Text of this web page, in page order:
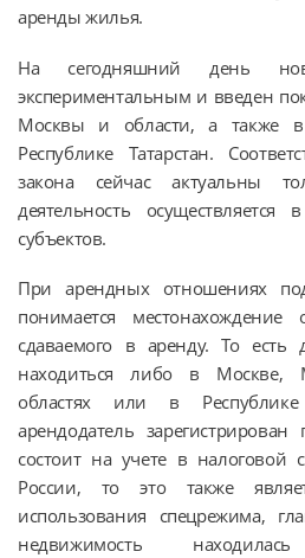
аренды жилья.
На сегодняшний день
экспериментальным и введен
Москвы и области, а также
Республике Татарстан.
закона сейчас актуальны
деятельность
субъектов.
При арендных отношениях
понимается местонахождение
сдаваемого в аренду. То
находиться либо в Москве,
областях или в
арендодатель
состоит на учете в налоговой
России, то это также
использования спецрежима,
недвижимость